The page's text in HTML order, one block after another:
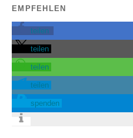
EMPFEHLEN
teilen
teilen
teilen
teilen
spenden